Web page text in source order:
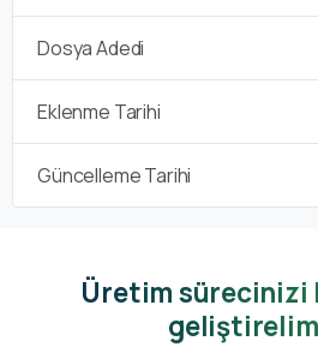
Dosya Adedi
Eklenme Tarihi
Güncelleme Tarihi
Üretim sürecinizi